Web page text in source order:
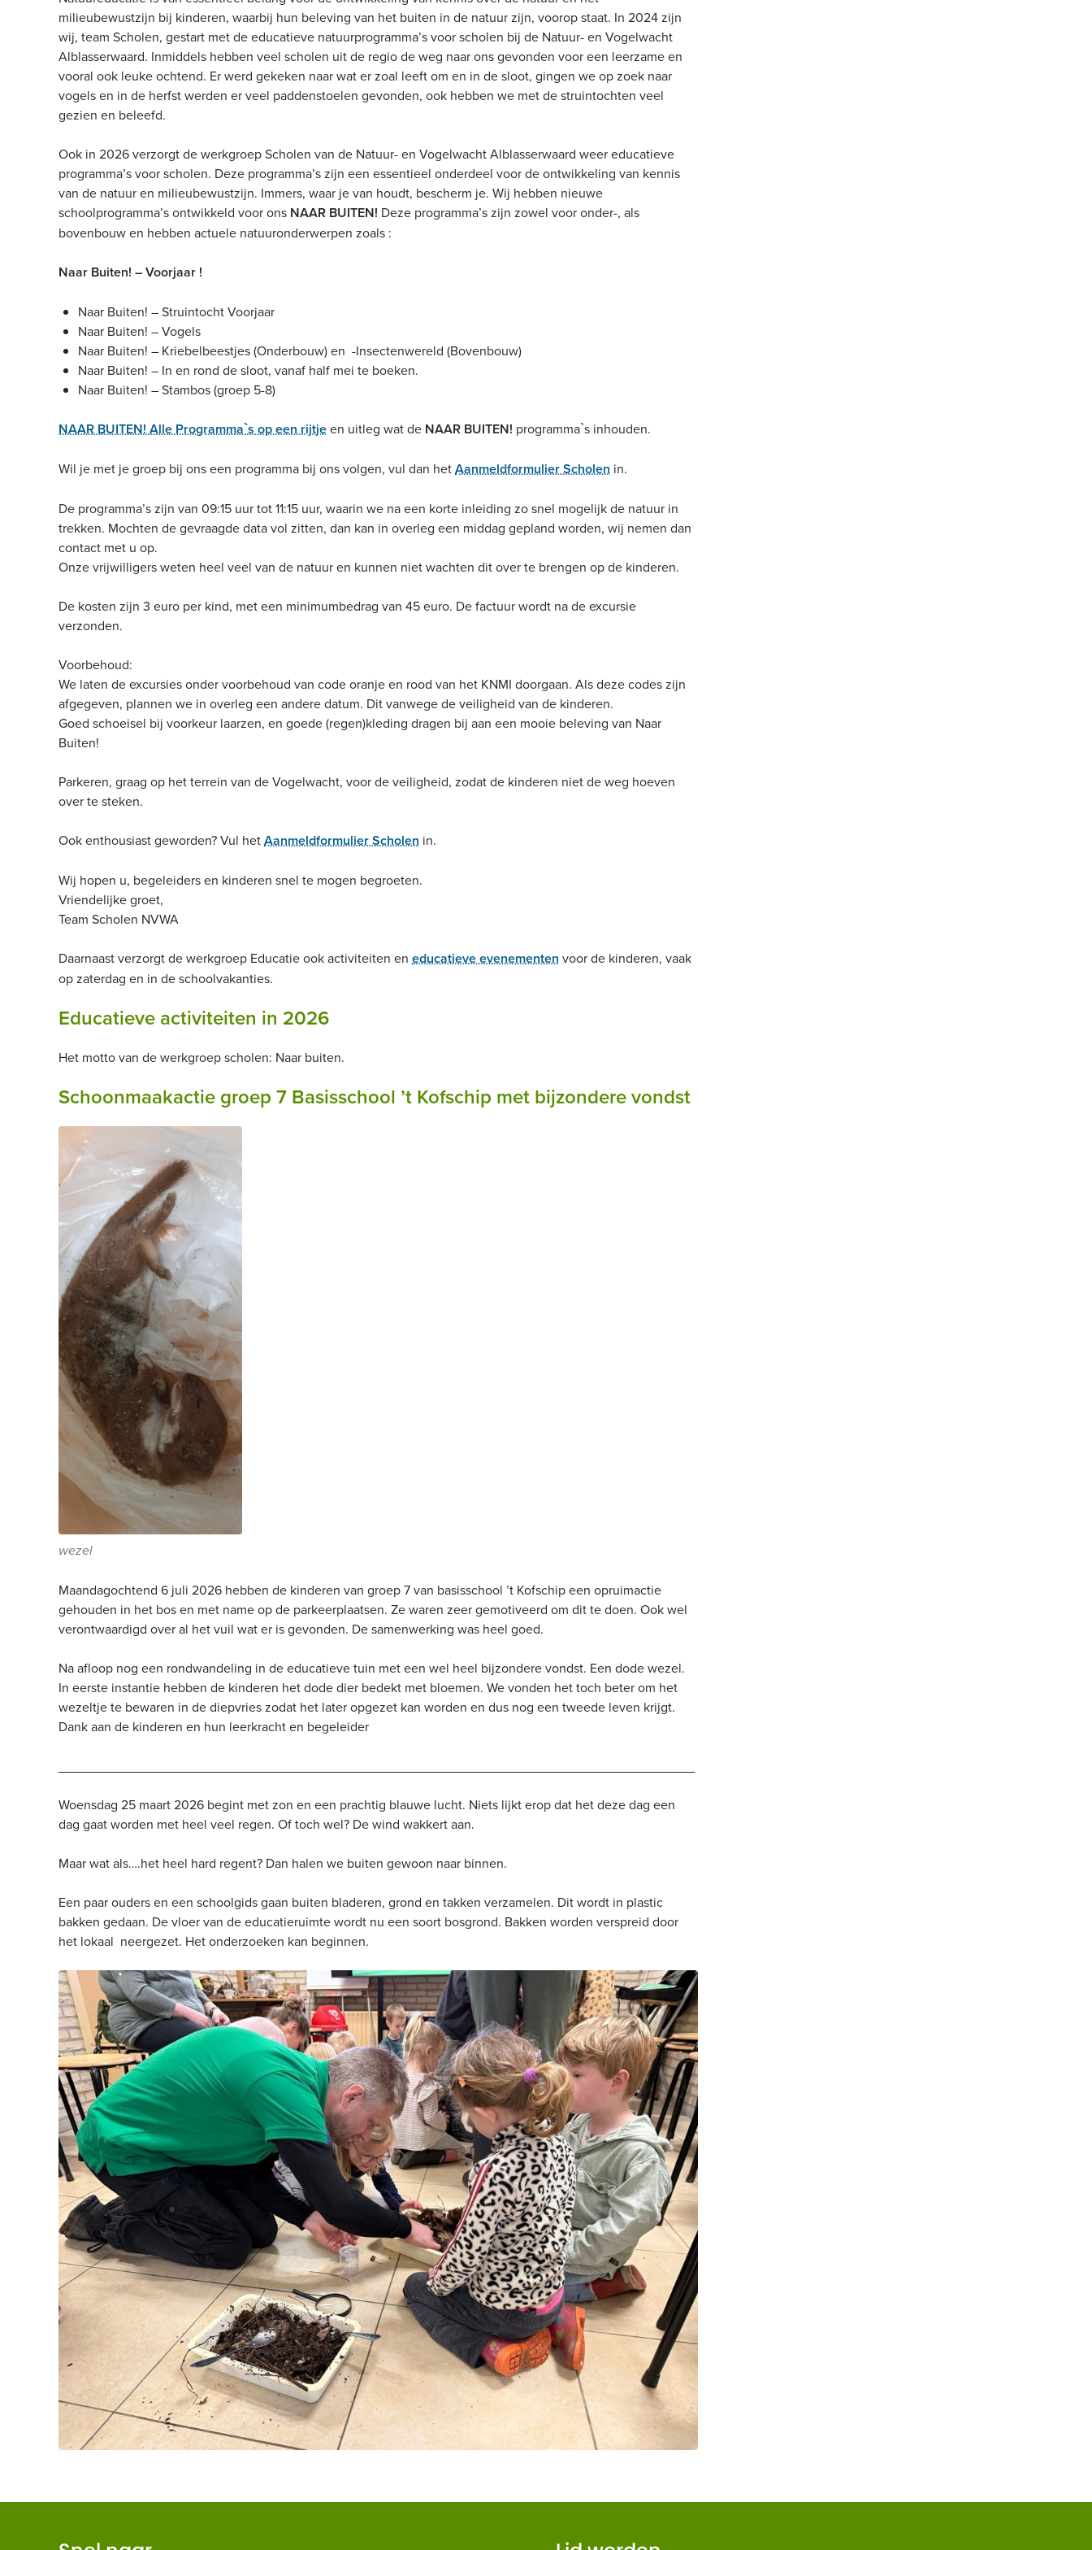
milieubewustzijn bij kinderen, waarbij hun beleving van het buiten in de natuur zijn, voorop staat. In 2024 zijn
wij, team Scholen, gestart met de educatieve natuurprogramma’s voor scholen bij de Natuur- en Vogelwacht
Alblasserwaard. Inmiddels hebben veel scholen uit de regio de weg naar ons gevonden voor een leerzame en
vooral ook leuke ochtend. Er werd gekeken naar wat er zoal leeft om en in de sloot, gingen we op zoek naar
vogels en in de herfst werden er veel paddenstoelen gevonden, ook hebben we met de struintochten veel
gezien en beleefd.
Ook in 2026 verzorgt de werkgroep Scholen van de Natuur- en Vogelwacht Alblasserwaard weer educatieve
programma’s voor scholen. Deze programma’s zijn een essentieel onderdeel voor de ontwikkeling van kennis
van de natuur en milieubewustzijn. Immers, waar je van houdt, bescherm je. Wij hebben nieuwe
schoolprogramma’s ontwikkeld voor ons NAAR BUITEN! Deze programma’s zijn zowel voor onder-, als
bovenbouw en hebben actuele natuuronderwerpen zoals :
Naar Buiten! – Voorjaar !
Naar Buiten! – Struintocht Voorjaar
Naar Buiten! – Vogels
Naar Buiten! – Kriebelbeestjes (Onderbouw) en -Insectenwereld (Bovenbouw)
Naar Buiten! – In en rond de sloot, vanaf half mei te boeken.
Naar Buiten! – Stambos (groep 5-8)
NAAR BUITEN! Alle Programma`s op een rijtjeen uitleg wat de NAAR BUITEN! programma`s inhouden.
Wil je met je groep bij ons een programma bij ons volgen, vul dan hetAanmeldformulier Scholen in.
De programma’s zijn van 09:15 uur tot 11:15 uur, waarin we na een korte inleiding zo snel mogelijk de natuur in
trekken. Mochten de gevraagde data vol zitten, dan kan in overleg een middag gepland worden, wij nemen dan
contact met u op.
Onze vrijwilligers weten heel veel van de natuur en kunnen niet wachten dit over te brengen op de kinderen.
De kosten zijn 3 euro per kind, met een minimumbedrag van 45 euro. De factuur wordt na de excursie
verzonden.
Voorbehoud:
We laten de excursies onder voorbehoud van code oranje en rood van het KNMI doorgaan. Als deze codes zijn
afgegeven, plannen we in overleg een andere datum. Dit vanwege de veiligheid van de kinderen.
Goed schoeisel bij voorkeur laarzen, en goede (regen)kleding dragen bij aan een mooie beleving van Naar
Buiten!
Parkeren, graag op het terrein van de Vogelwacht, voor de veiligheid, zodat de kinderen niet de weg hoeven
over te steken.
Ook enthousiast geworden? Vul hetAanmeldformulier Scholen in.
Wij hopen u, begeleiders en kinderen snel te mogen begroeten.
Vriendelijke groet,
Team Scholen NVWA
Daarnaast verzorgt de werkgroep Educatie ook activiteiten en educatieve evenementen voor de kinderen, vaak
op zaterdag en in de schoolvakanties.
Educatieve activiteiten in 2026
Het motto van de werkgroep scholen: Naar buiten.
Schoonmaakactie groep 7 Basisschool ’t Kofschip met bijzondere vondst
wezel
Maandagochtend 6 juli 2026 hebben de kinderen van groep 7 van basisschool ’t Kofschip een opruimactie
gehouden in het bos en met name op de parkeerplaatsen. Ze waren zeer gemotiveerd om dit te doen. Ook wel
verontwaardigd over al het vuil wat er is gevonden. De samenwerking was heel goed.
Na afloop nog een rondwandeling in de educatieve tuin met een wel heel bijzondere vondst. Een dode wezel.
In eerste instantie hebben de kinderen het dode dier bedekt met bloemen. We vonden het toch beter om het
wezeltje te bewaren in de diepvries zodat het later opgezet kan worden en dus nog een tweede leven krijgt.
Dank aan de kinderen en hun leerkracht en begeleider
Woensdag 25 maart 2026 begint met zon en een prachtig blauwe lucht. Niets lijkt erop dat het deze dag een
dag gaat worden met heel veel regen. Of toch wel? De wind wakkert aan.
Maar wat als….het heel hard regent? Dan halen we buiten gewoon naar binnen.
Een paar ouders en een schoolgids gaan buiten bladeren, grond en takken verzamelen. Dit wordt in plastic
bakken gedaan. De vloer van de educatieruimte wordt nu een soort bosgrond. Bakken worden verspreid door
het lokaal neergezet. Het onderzoeken kan beginnen.